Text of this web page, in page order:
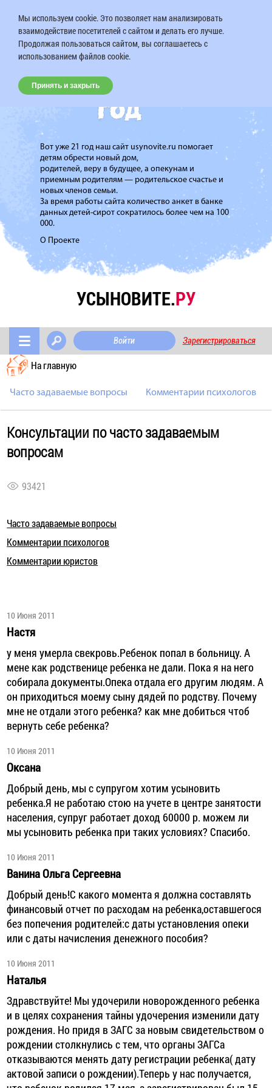
Вот уже 21 год наш сайт usynovite.ru помогает
детям обрести новый дом,
родителей, веру в будущее, а опекунам и
приемным родителям — родительское счастье и
новых членов семьи.
За время работы сайта количество анкет в банке
данных детей-сирот сократилось более чем на 100
000.
О Проекте
УСЫНОВИТЕ.РУ
Войти Зарегистрироваться
На главную
Часто задаваемые вопросы Комментарии психологов
Консультации по часто задаваемым
вопросам
93421
Часто задаваемые вопросы
Комментарии психологов
Комментарии юристов
10 Июня 2011
Настя
у меня умерла свекровь.Ребенок попал в больницу. А
мене как родственице ребенка не дали. Пока я на него
собирала документы.Опека отдала его другим людям. А
он приходиться моему сыну дядей по родству. Почему
мне не отдали этого ребенка? как мне добиться чтоб
вернуть себе ребенка?
10 Июня 2011
Оксана
Добрый день, мы с супругом хотим усыновить
ребенка.Я не работаю стою на учете в центре занятости
населения, супруг работает доход 60000 р. можем ли
мы усыновить ребенка при таких условиях? Спасибо.
10 Июня 2011
Ванина Ольга Сергеевна
Добрый день!С какого момента я должна составлять
финансовый отчет по расходам на ребенка,оставшегося
без попечения родителей:с даты установления опеки
или с даты начисления денежного пособия?
10 Июня 2011
Наталья
Здравствуйте! Мы удочерили новорожденного ребенка
и в целях сохранения тайны удочерения изменили дату
рождения. Но придя в ЗАГС за новым свидетельством о
рождении столкнулись с тем, что органы ЗАГСа
отказываются менять дату регистрации ребенка( дату
актовой записи о рождении).Теперь у нас получается,
Мы используем cookie. Это позволяет нам анализировать
взаимодействие посетителей с сайтом и делать его лучше.
Продолжая пользоваться сайтом, вы соглашаетесь с
использованием файлов cookie.
Принять и закрыть